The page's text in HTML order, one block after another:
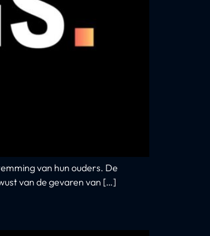
van hun ouders. De
van de gevaren van […]